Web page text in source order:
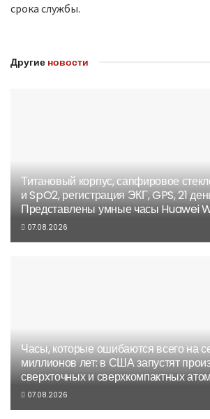
срока службы.
Другие новости
Титановый корпус, сапфировое
и SpO2, регистрация ЭКГ, GPS, 21
Представлены умные часы Huawei
07.08.2026
Часы, которые ошибаются всего на
миллионов лет: в США запустят
сверхточных и сверхкомпактных
07.08.2026